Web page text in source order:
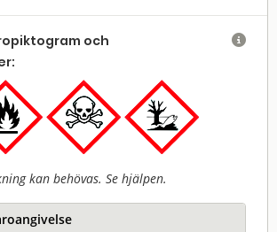
och
kan behövas. Se hjälpen.
